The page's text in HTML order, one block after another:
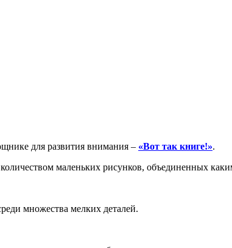
для развития внимания – «Вот так книге!».
маленьких рисунков, объединенных
множества мелких деталей.